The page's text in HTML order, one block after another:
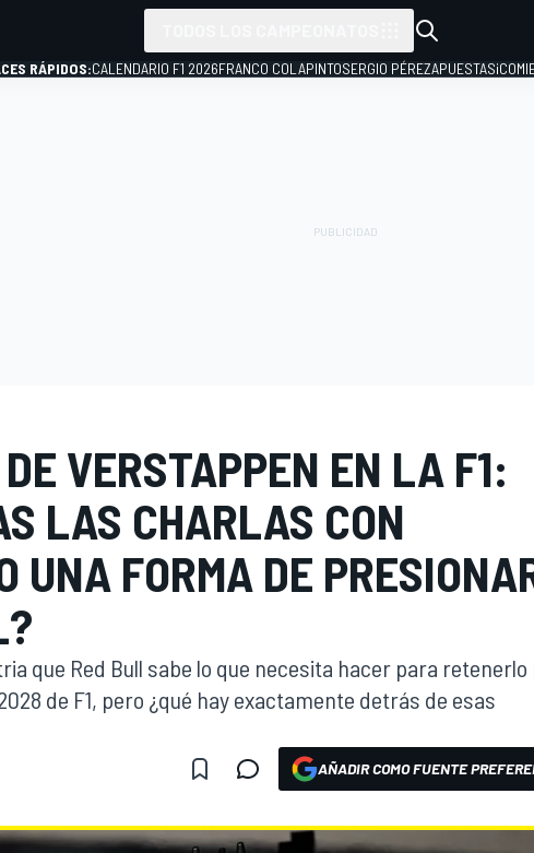
RÁPIDOS:CALENDARIO F1 2026FRANCO COLAPINTOSERGIO PÉREZAPUESTAS
VERSTAPPEN EN LA F1:
LAS CHARLAS CON
UNA FORMA DE
que Red Bull sabe lo que necesita hacer para retenerlo
de F1, pero ¿qué hay exactamente detrás de esas
AÑADIR COMO FUENTE